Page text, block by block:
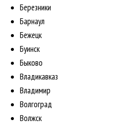
Березники
Барнаул
Бежецк
Буинск
Быково
Владикавказ
Владимир
Волгоград
Волжск